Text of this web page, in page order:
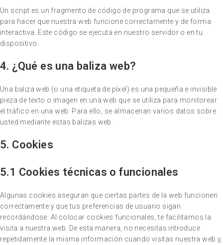
Un script es un fragmento de código de programa que se utiliza
para hacer que nuestra web funcione correctamente y de forma
interactiva. Este código se ejecuta en nuestro servidor o en tu
dispositivo.
4. ¿Qué es una baliza web?
Una baliza web (o una etiqueta de píxel) es una pequeña e invisible
pieza de texto o imagen en una web que se utiliza para monitorear
el tráfico en una web. Para ello, se almacenan varios datos sobre
usted mediante estas balizas web.
5. Cookies
5.1 Cookies técnicas o funcionales
Algunas cookies aseguran que ciertas partes de la web funcionen
correctamente y que tus preferencias de usuario sigan
recordándose. Al colocar cookies funcionales, te facilitamos la
visita a nuestra web. De esta manera, no necesitas introducir
repetidamente la misma información cuando visitas nuestra web y,